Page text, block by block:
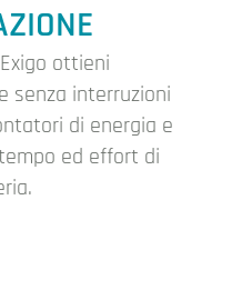
ottieni
senza interruzioni
di energia e
ed effort di